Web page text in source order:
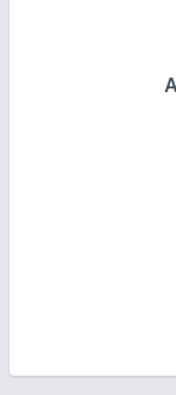
Opis
System